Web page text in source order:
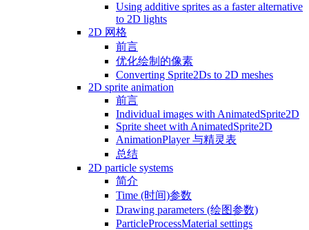
Using additive sprites as a faster alternative
to 2D lights
2D 网格
前言
优化绘制的像素
Converting Sprite2Ds to 2D meshes
2D sprite animation
前言
Individual images with AnimatedSprite2D
Sprite sheet with AnimatedSprite2D
AnimationPlayer 与精灵表
总结
2D particle systems
简介
Time (时间)参数
Drawing parameters (绘图参数)
ParticleProcessMaterial settings